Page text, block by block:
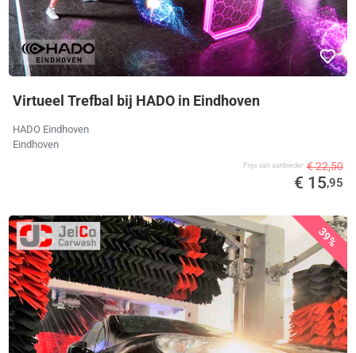
Virtueel Trefbal bij HADO in Eindhoven
HADO Eindhoven
Eindhoven
Prijs van aanbieder € 22,50
€ 15,95
39%